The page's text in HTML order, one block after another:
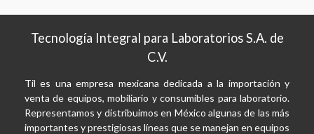
Tecnología Integral para Laboratorios S.A. de
C.V.
Til es una empresa mexicana dedicada a la importación y
venta de equipos, mobiliario y consumibles para laboratorio.
Representamos y distribuimos en México algunas de las más
importantes y prestigiosas líneas que se manejan en equipos